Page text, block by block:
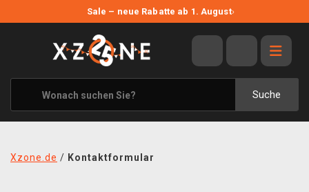
Sale – neue Rabatte ab 1. August›
Suche
ANGEBOTE
ALLE MARKEN
XZONE ORIGINALS
KLEIDUNG & ACCESSOIRES
Xzone.de / Kontaktformular